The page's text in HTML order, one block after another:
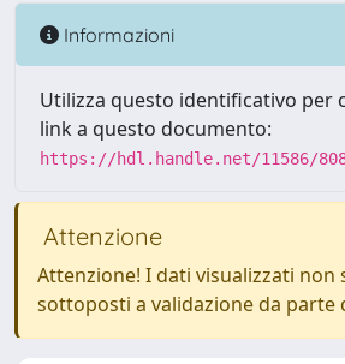
Informazioni
Utilizza questo identificativo per
link a questo documento:
https://hdl.handle.net/11586/
Attenzione
Attenzione! I dati visualizzati non
sottoposti a validazione da parte